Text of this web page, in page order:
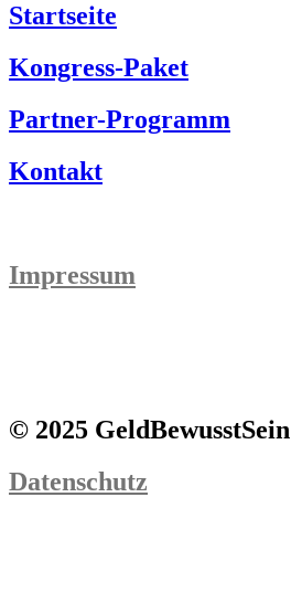
Startseite
Kongress-Paket
Partner-Programm
Kontakt
Impressum
© 2025 GeldBewusstSein
Datenschutz